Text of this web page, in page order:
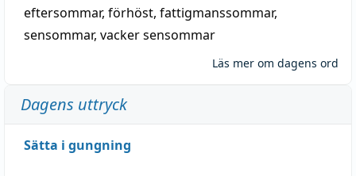
eftersommar, förhöst, fattigmanssommar,
sensommar, vacker sensommar
Läs mer om dagens ord
Dagens uttryck
Sätta i gungning